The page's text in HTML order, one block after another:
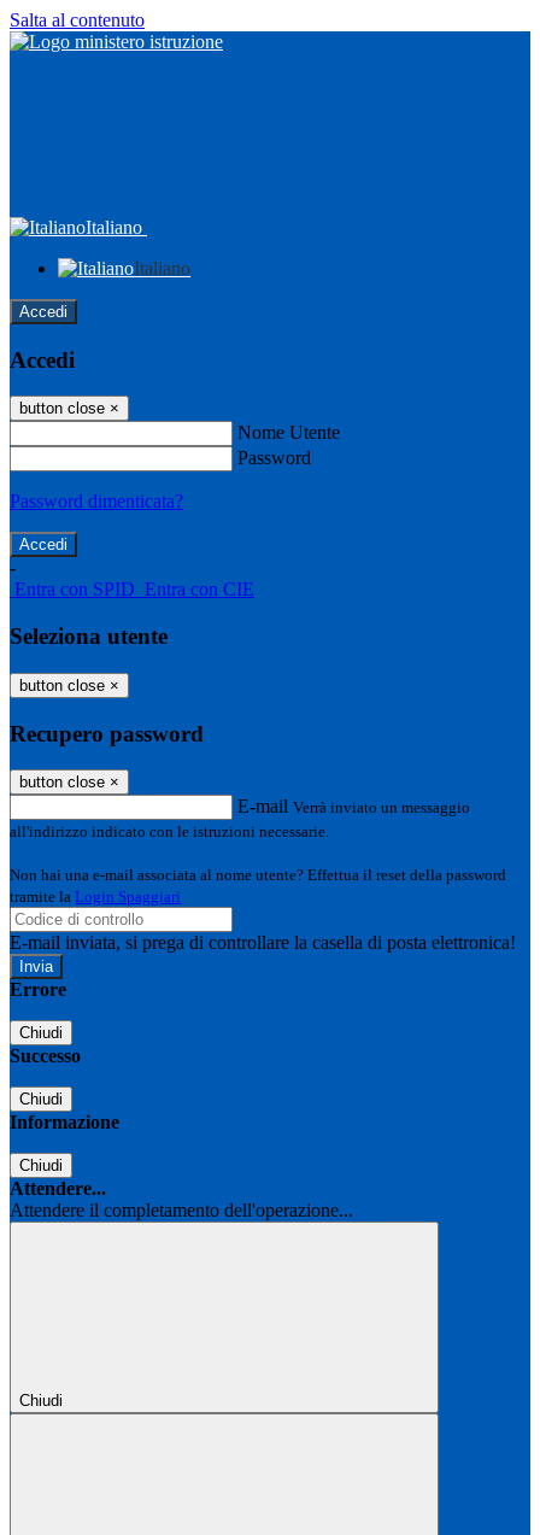
Salta al contenuto
Italiano
Italiano
Accedi
Accedi
button close ×
Nome Utente
Password
Password dimenticata?
-
Entra con SPID Entra con CIE
Seleziona utente
button close ×
Recupero password
button close ×
E-mail Verrà inviato un messaggio
all'indirizzo indicato con le istruzioni necessarie.
Non hai una e-mail associata al nome utente? Effettua il reset della password
tramite la Login Spaggiari
E-mail inviata, si prega di controllare la casella di posta elettronica!
Errore
Chiudi
Successo
Chiudi
Informazione
Chiudi
Attendere...
Attendere il completamento dell'operazione...
Chiudi